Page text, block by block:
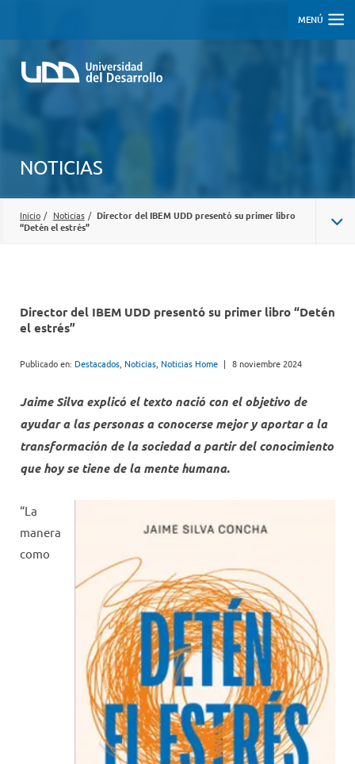
MENÚ
NOTICIAS
Inicio / Noticias / Director del IBEM UDD presentó su primer libro
“Detén el estrés”
Director del IBEM UDD presentó su primer libro “Detén
el estrés”
Publicado en: Destacados Noticias Noticias Home | 8 noviembre 2024
Jaime Silva explicó el texto nació con el objetivo de
ayudar a las personas a conocerse mejor y aportar a la
transformación de la sociedad a partir del conocimiento
que hoy se tiene de la mente humana.
“La
manera
como